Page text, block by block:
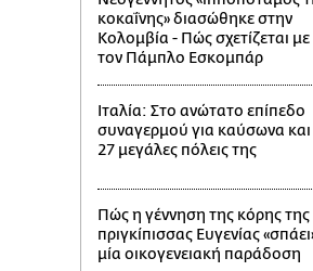
κοκαΐνης» διασώθηκε στην
Κολομβία - Πώς σχετίζεται με
τον Πάμπλο Εσκομπάρ
Ιταλία: Στο ανώτατο επίπεδο
συναγερμού για καύσωνα και
27 μεγάλες πόλεις της
Πώς η γέννηση της κόρης της
πριγκίπισσας Ευγενίας
μία οικογενειακή παράδοση